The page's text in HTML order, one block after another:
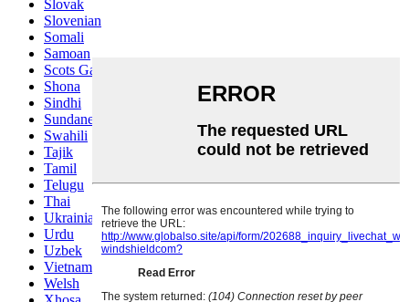
Slovak
Slovenian
Somali
Samoan
Scots Gaelic
Shona
Sindhi
Sundanese
Swahili
Tajik
Tamil
Telugu
Thai
Ukrainian
Urdu
Uzbek
Vietnamese
Welsh